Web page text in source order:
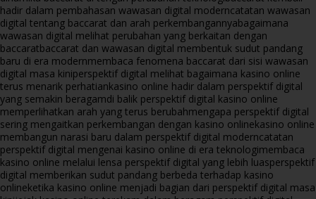
hadir dalam pembahasan wawasan digital moderncatatan wawasan
digital tentang baccarat dan arah perkembangannyabagaimana
wawasan digital melihat perubahan yang berkaitan dengan
baccaratbaccarat dan wawasan digital membentuk sudut pandang
baru di era modernmembaca fenomena baccarat dari sisi wawasan
digital masa kiniperspektif digital melihat bagaimana kasino online
terus menarik perhatiankasino online hadir dalam perspektif digital
yang semakin beragamdi balik perspektif digital kasino online
memperlihatkan arah yang terus berubahmengapa perspektif digital
sering mengaitkan perkembangan dengan kasino onlinekasino online
membangun narasi baru dalam perspektif digital moderncatatan
perspektif digital mengenai kasino online di era teknologimembaca
kasino online melalui lensa perspektif digital yang lebih luasperspektif
digital memberikan sudut pandang berbeda terhadap kasino
onlineketika kasino online menjadi bagian dari perspektif digital masa